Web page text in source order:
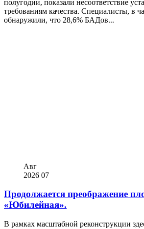
полугодии, показали несоответствие
требованиям качества. Специалисты, в
обнаружили, что 28,6% БАДов...
Авг
2026 07
Продолжается преображение
«Юбилейная».
В рамках масштабной реконструкции